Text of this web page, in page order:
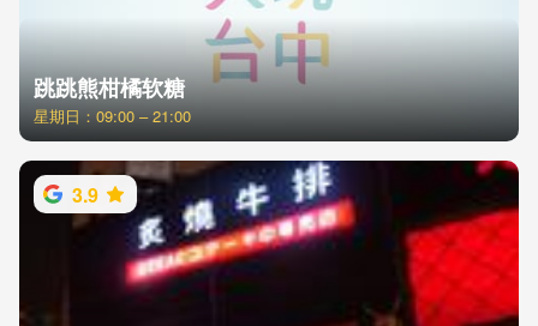
跳跳熊柑橘软糖
星期日：09:00 – 21:00
3.9